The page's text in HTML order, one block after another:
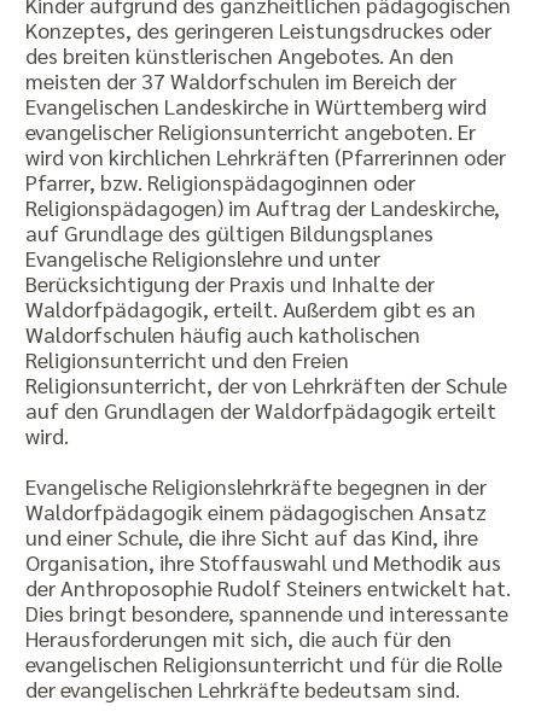
Konzeptes, des geringeren Leistungsdruckes oder
des breiten künstlerischen Angebotes. An den
meisten der 37 Waldorfschulen im Bereich der
Evangelischen Landeskirche in Württemberg wird
evangelischer Religionsunterricht angeboten. Er
wird von kirchlichen Lehrkräften (Pfarrerinnen oder
Pfarrer, bzw. Religionspädagoginnen oder
Religionspädagogen) im Auftrag der Landeskirche,
auf Grundlage des gültigen Bildungsplanes
Evangelische Religionslehre und unter
Berücksichtigung der Praxis und Inhalte der
Waldorfpädagogik, erteilt. Außerdem gibt es an
Waldorfschulen häufig auch katholischen
Religionsunterricht und den Freien
Religionsunterricht, der von Lehrkräften der Schule
auf den Grundlagen der Waldorfpädagogik erteilt
wird.
Evangelische Religionslehrkräfte begegnen in der
Waldorfpädagogik einem pädagogischen Ansatz
und einer Schule, die ihre Sicht auf das Kind, ihre
Organisation, ihre Stoffauswahl und Methodik aus
der Anthroposophie Rudolf Steiners entwickelt hat.
Dies bringt besondere, spannende und interessante
Herausforderungen mit sich, die auch für den
evangelischen Religionsunterricht und für die Rolle
der evangelischen Lehrkräfte bedeutsam sind.